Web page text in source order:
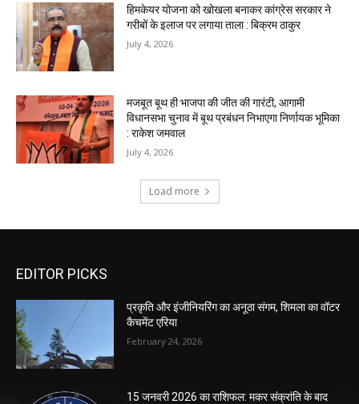
EDITOR PICKS
प्रकृति और इंजीनियरिंग का अनूठा संगम, शिमला का वॉटर
कैचमेंट एरिया
February 24, 2026
15 जनवरी 2026 का राशिफल: मकर संक्रांति के बाद